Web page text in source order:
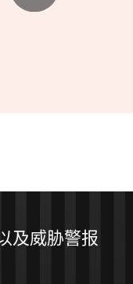
及威胁警报